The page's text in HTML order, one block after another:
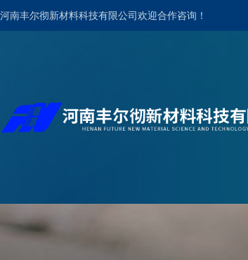
河南丰尔彻新材料科技有限公司欢迎合作咨询！